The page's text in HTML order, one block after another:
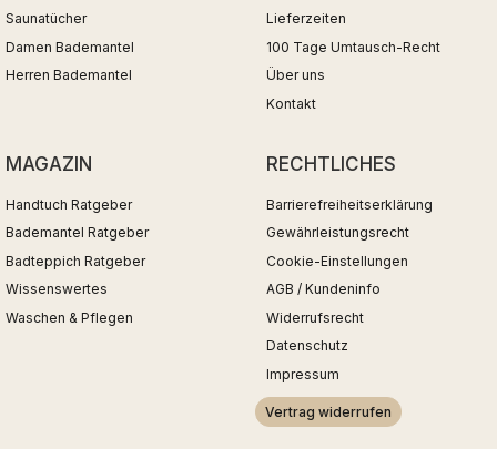
Saunatücher
Damen Bademantel
Herren Bademantel
Lieferzeiten
100 Tage Umtausch-Recht
Über uns
Kontakt
MAGAZIN
Handtuch Ratgeber
Bademantel Ratgeber
Badteppich Ratgeber
Wissenswertes
Waschen & Pflegen
RECHTLICHES
Barrierefreiheitserklärung
Gewährleistungsrecht
Cookie-Einstellungen
AGB / Kundeninfo
Widerrufsrecht
Datenschutz
Impressum
Vertrag widerrufen